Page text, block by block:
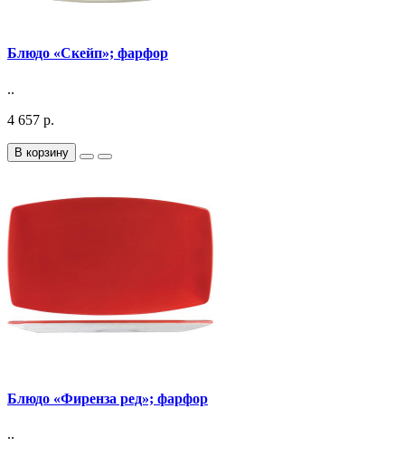
Блюдо «Скейп»; фарфор
..
4 657 р.
В корзину
Блюдо «Фиренза ред»; фарфор
..